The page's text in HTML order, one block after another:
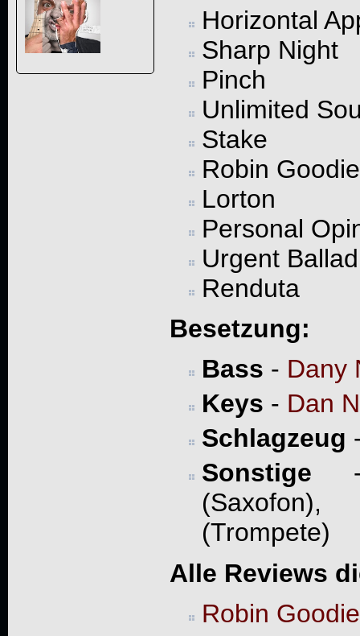
Horizontal
Sharp Night
Pinch
Unlimited
Stake
Robin Goodie
Lorton
Personal
Urgent Ballad
Renduta
Besetzung:
Bass - Dany
Keys - Dan
Schlagzeug
Sonstige -
(Trompete)
Alle Reviews
Robin Goodie